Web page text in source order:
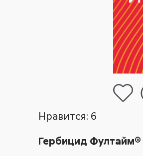
Нравится: 6
Гербицид Фултайм®